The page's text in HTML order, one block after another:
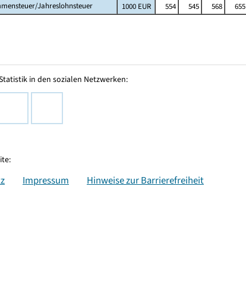
Jahreslohnsteuer
1000 EUR 554 545 568 655
in den sozialen Netzwerken:
Impressum Hinweise zur Barrierefreiheit